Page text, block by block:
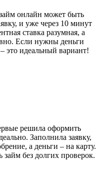
онлайн может быть
и уже через 10 минут
ставка разумная, а
Если нужны деньги
это идеальный вариант!
решила оформить
Заполнила заявку,
а деньги – на карту.
займ без долгих проверок.